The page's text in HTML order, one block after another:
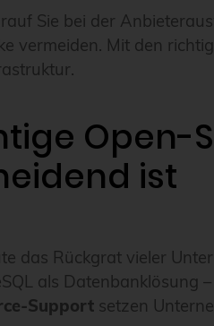
Sie bei der
vermeiden. Mit den
Open-
ist
das Rückgrat vieler
als Datenbanklösung
Supportsetzen